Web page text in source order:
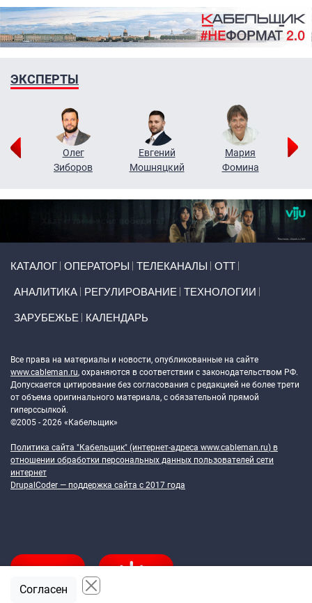
ЭКСПЕРТЫ
Олег
Зиборов
Евгений
Мошняцкий
Мария
Фомина
КАТАЛОГ ОПЕРАТОРЫ ТЕЛЕКАНАЛЫ ОТТ
АНАЛИТИКА РЕГУЛИРОВАНИЕ ТЕХНОЛОГИИ
ЗАРУБЕЖЬЕ КАЛЕНДАРЬ
Все права на материалы и новости, опубликованные на сайте
www.cableman.ru, охраняются в соответствии с законодательством РФ.
Допускается цитирование без согласования с редакцией не более трети
от объема оригинального материала, с обязательной прямой
гиперссылкой.
©2005 - 2026 «Кабельщик»
Политика сайта "Кабельщик" (интернет-адреса www.cableman.ru) в
отношении обработки персональных данных пользователей сети
интернет
DrupalCoder — поддержка сайта c 2017 года
Согласен